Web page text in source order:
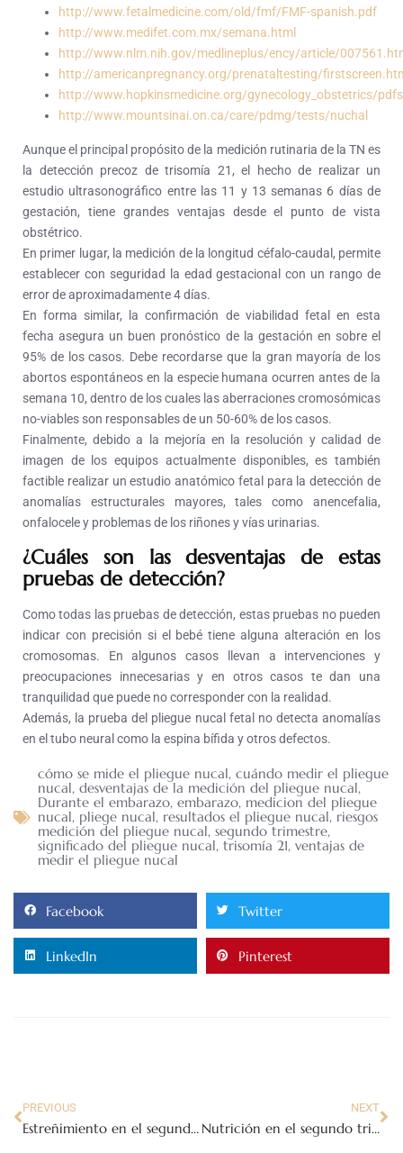
http://www.fetalmedicine.com/old/fmf/FMF-spanish.pdf
http://www.medifet.com.mx/semana.html
http://www.nlm.nih.gov/medlineplus/ency/article/
http://americanpregnancy.org/prenataltesting/
http://www.hopkinsmedicine.org/gynecology_obstetrics/
http://www.mountsinai.on.ca/care/pdmg/tests/nuchal
Aunque el principal propósito de la medición rutinaria de la TN es
la detección precoz de trisomía 21, el hecho de realizar un
estudio ultrasonográfico entre las 11 y 13 semanas 6 días de
gestación, tiene grandes ventajas desde el punto de vista
obstétrico.
En primer lugar, la medición de la longitud céfalo-caudal, permite
establecer con seguridad la edad gestacional con un rango de
error de aproximadamente 4 días.
En forma similar, la confirmación de viabilidad fetal en esta
fecha asegura un buen pronóstico de la gestación en sobre el
95% de los casos. Debe recordarse que la gran mayoría de los
abortos espontáneos en la especie humana ocurren antes de la
semana 10, dentro de los cuales las aberraciones cromosómicas
no-viables son responsables de un 50-60% de los casos.
Finalmente, debido a la mejoría en la resolución y calidad de
imagen de los equipos actualmente disponibles, es también
factible realizar un estudio anatómico fetal para la detección de
anomalías estructurales mayores, tales como anencefalia,
onfalocele y problemas de los riñones y vías urinarias.
¿Cuáles son las desventajas de estas
pruebas de detección?
Como todas las pruebas de detección, estas pruebas no pueden
indicar con precisión si el bebé tiene alguna alteración en los
cromosomas. En algunos casos llevan a intervenciones y
preocupaciones innecesarias y en otros casos te dan una
tranquilidad que puede no corresponder con la realidad.
Además, la prueba del pliegue nucal fetal no detecta anomalías
en el tubo neural como la espina bífida y otros defectos.
cómo se mide el pliegue nucal, cuándo medir el pliegue
nucal, desventajas de la medición del pliegue nucal,
Durante el embarazo, embarazo, medicion del pliegue
nucal, pliege nucal, resultados el pliegue nucal, riesgos
medición del pliegue nucal, segundo trimestre,
significado del pliegue nucal, trisomía 21, ventajas de
medir el pliegue nucal
Facebook Twitter
LinkedIn Pinterest
PREVIOUS
Estreñimiento en el segundo trimestre
NEXT
Nutrición en el segundo trimestre